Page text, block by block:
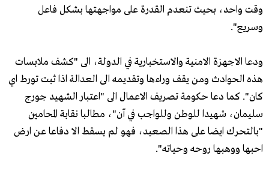
وقت واحد، بحيث تنعدم القدرة على مواجهتها بشكل فاعل
وسريع".
ودعا الاجهزة الامنية والاستخبارية في الدولة، الى "كشف ملابسات
هذه الحوادث ومن يقف وراءها وتقديمه الى العدالة اذا ثبت تورط اي
كان". كما دعا حكومة تصريف الاعمال الى "اعتبار الشهيد جورج
سليمان، شهيدا للوطن وللواجب في آن"، مطالبا نقابة المحامين
"بالتحرك ايضا على هذا الصعيد، فهو لم يسقط الا دفاعا عن ارض
احبها ووهبها روحه وحياته".